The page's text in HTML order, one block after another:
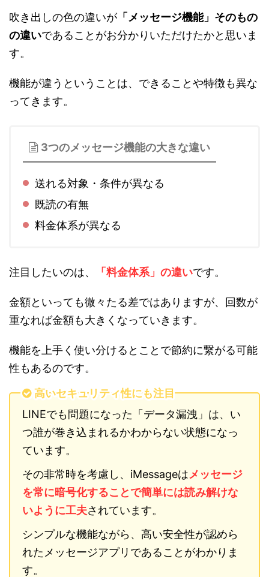
吹き出しの色の違いが 「メッセージ機能」そのもの
の違いであることがお分かりいただけたかと思いま
す。
機能が違うということは、できることや特徴も異な
ってきます。
3つのメッセージ機能の大きな違い
送れる対象・条件が異なる
既読の有無
料金体系が異なる
注目したいのは、 「料金体系」の違いです。
金額といっても微々たる差ではありますが、回数が
重なれば金額も大きくなっていきます。
機能を上手く使い分けるとことで節約に繋がる可能
性もあるのです。
高いセキュリティ性にも注目
LINEでも問題になった「データ漏洩」は、い
つ誰が巻き込まれるかわからない状態になっ
ています。
その非常時を考慮し、iMessageはメッセージ
を常に暗号化することで簡単には読み解けな
いように工夫されています。
シンプルな機能ながら、高い安全性が認めら
れたメッセージアプリであることがわかりま
す。